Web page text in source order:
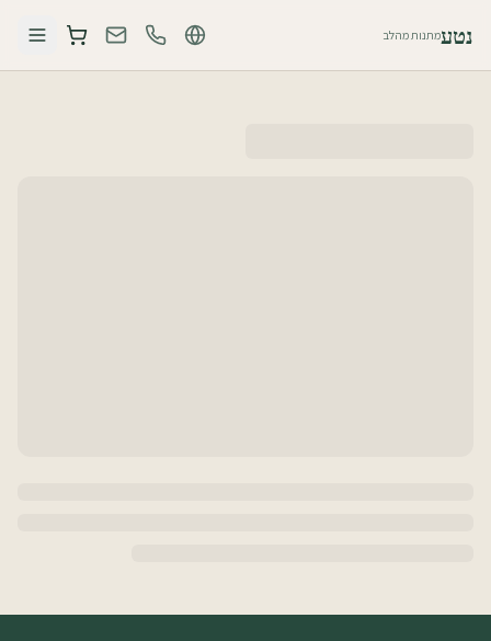
נטעמתנות מהלב